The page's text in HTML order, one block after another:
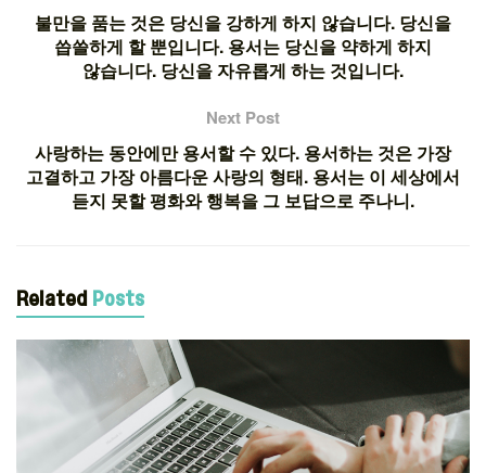
불만을 품는 것은 당신을 강하게 하지 않습니다. 당신을
씁쓸하게 할 뿐입니다. 용서는 당신을 약하게 하지
않습니다. 당신을 자유롭게 하는 것입니다.
Next Post
사랑하는 동안에만 용서할 수 있다. 용서하는 것은 가장
고결하고 가장 아름다운 사랑의 형태. 용서는 이 세상에서
듣지 못할 평화와 행복을 그 보답으로 주나니.
Related Posts